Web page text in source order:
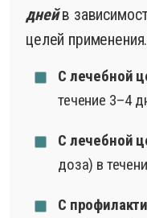
днейв
целей применения.
С лечебной
течение 3–4
С лечебной
доза) в
С